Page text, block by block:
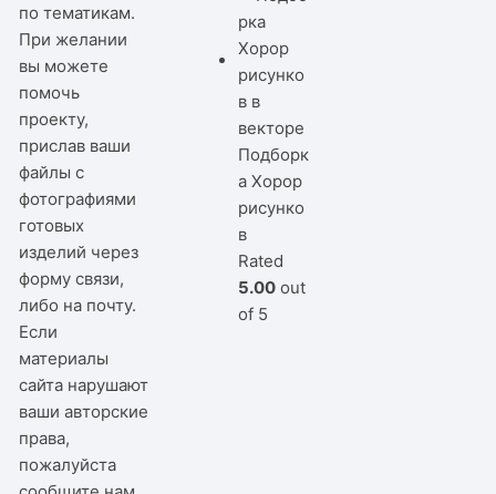
по тематикам.
При желании
вы можете
помочь
проекту,
прислав ваши
файлы с
фотографиями
готовых
изделий через
форму связи,
либо на почту.
Если
материалы
сайта нарушают
ваши авторские
права,
пожалуйста
Подборк
а Хорор
рисунко
в
Rated
5.00 out
of 5